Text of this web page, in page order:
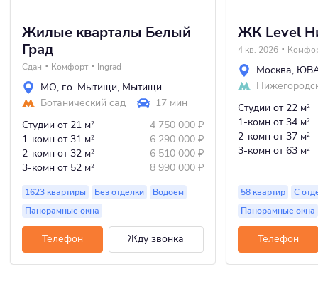
Жилые кварталы Белый
Град
Сдан Комфорт Ingrad
МО, г.о. Мытищи, Мытищи
Ботанический сад
17 мин
Студии от 21 м2 4 750 000 ₽
1-комн от 31 м2 6 290 000 ₽
2-комн от 32 м2 6 510 000 ₽
3-комн от 52 м2 8 990 000 ₽
1623 квартиры Без отделки
Водоем
Панорамные окна
Телефон Жду звонка
ЖК Level
4 кв. 2026
Москва,
Студии от 22 м2
1-комн от 34 м2
2-комн от 37 м2
3-комн от 63 м2
58 квартир
С
Панорамные окна
Телефон